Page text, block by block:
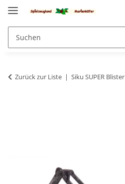
Zurück zur Liste Siku SUPER Blister